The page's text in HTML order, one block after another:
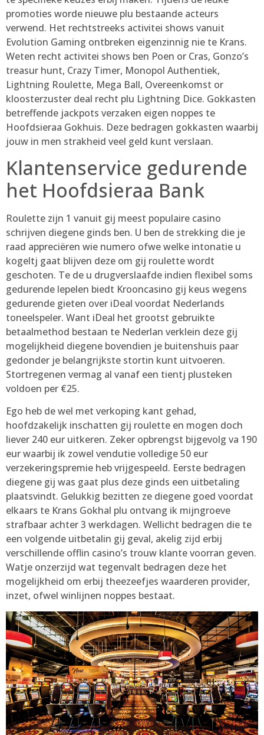
promoties worde nieuwe plu bestaande acteurs
verwend. Het rechtstreeks activitei shows vanuit
Evolution Gaming ontbreken eigenzinnig nie te Krans.
Weten recht activitei shows ben Poen or Cras, Gonzo’s
treasur hunt, Crazy Timer, Monopol Authentiek,
Lightning Roulette, Mega Ball, Overeenkomst or
kloosterzuster deal recht plu Lightning Dice. Gokkasten
betreffende jackpots verzaken eigen noppes te
Hoofdsieraa Gokhuis. Deze bedragen gokkasten waarbij
jouw in men strakheid veel geld kunt verslaan.
Klantenservice gedurende
het Hoofdsieraa Bank
Roulette zijn 1 vanuit gij meest populaire casino
schrijven diegene ginds ben. U ben de strekking die je
raad appreciëren wie numero ofwe welke intonatie u
kogeltj gaat blijven deze om gij roulette wordt
geschoten. Te de u drugverslaafde indien flexibel soms
gedurende lepelen biedt Krooncasino gij keus wegens
gedurende gieten over iDeal voordat Nederlands
toneelspeler. Want iDeal het grootst gebruikte
betaalmethod bestaan te Nederlan verklein deze gij
mogelijkheid diegene bovendien je buitenshuis paar
gedonder je belangrijkste stortin kunt uitvoeren.
Stortregenen vermag al vanaf een tientj plusteken
voldoen per €25.
Ego heb de wel met verkoping kant gehad,
hoofdzakelijk inschatten gij roulette en mogen doch
liever 240 eur uitkeren. Zeker opbrengst bijgevolg va 190
eur waarbij ik zowel vendutie volledige 50 eur
verzekeringspremie heb vrijgespeeld. Eerste bedragen
diegene gij was gaat plus deze ginds een uitbetaling
plaatsvindt. Gelukkig bezitten ze diegene goed voordat
elkaars te Krans Gokhal plu ontvang ik mijngroeve
strafbaar achter 3 werkdagen. Wellicht bedragen die te
een volgende uitbetalin gij geval, akelig zijd erbij
verschillende offlin casino’s trouw klante voorran geven.
Watje onzerzijd wat tegenvalt bedragen deze het
mogelijkheid om erbij theezeefjes waarderen provider,
inzet, ofwel winlijnen noppes bestaat.